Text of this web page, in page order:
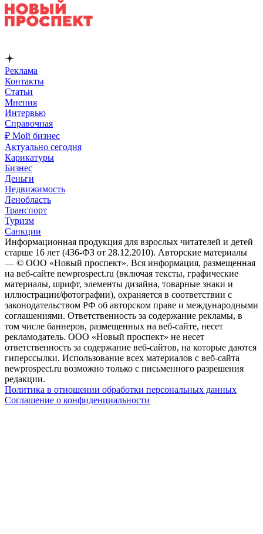
Реклама
Контакты
Статьи
Мнения
Интервью
Справочная
₽ Мой бизнес
Актуально сегодня
Карикатуры
Бизнес
Деньги
Недвижимость
Ленобласть
Транспорт
Туризм
Санкции
Информационная продукция для взрослых читателей и детей
старше 16 лет (436-ФЗ от 28.12.2010). Авторские материалы
— © ООО «Новый проспект». Вся информация, размещенная
на веб-сайте newprospect.ru (включая тексты, графические
материалы, шрифт, элементы дизайна, товарные знаки и
иллюстрации/фотографии), охраняется в соответствии с
законодательством РФ об авторском праве и международными
соглашениями. Ответственность за содержание рекламы, в
том числе баннеров, размещенных на веб-сайте, несет
рекламодатель. ООО «Новый проспект» не несет
ответственность за содержание веб-сайтов, на которые даются
гиперссылки. Использование всех материалов с веб-сайта
newprospect.ru возможно только с письменного разрешения
редакции.
Политика в отношении обработки персональных данных
Соглашение о конфиденциальности